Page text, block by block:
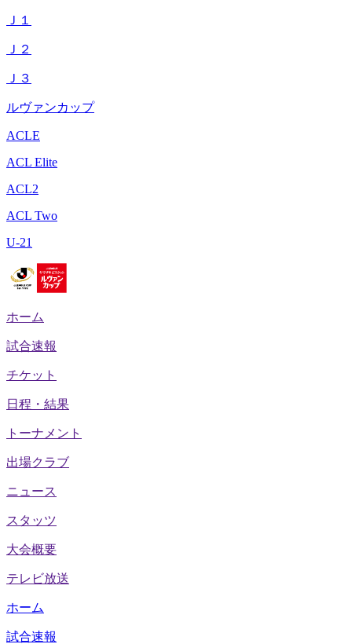
Ｊ１
Ｊ２
Ｊ３
ルヴァンカップ
ACLE
ACL Elite
ACL2
ACL Two
U-21
ホーム
試合速報
チケット
日程・結果
トーナメント
出場クラブ
ニュース
スタッツ
大会概要
テレビ放送
ホーム
試合速報